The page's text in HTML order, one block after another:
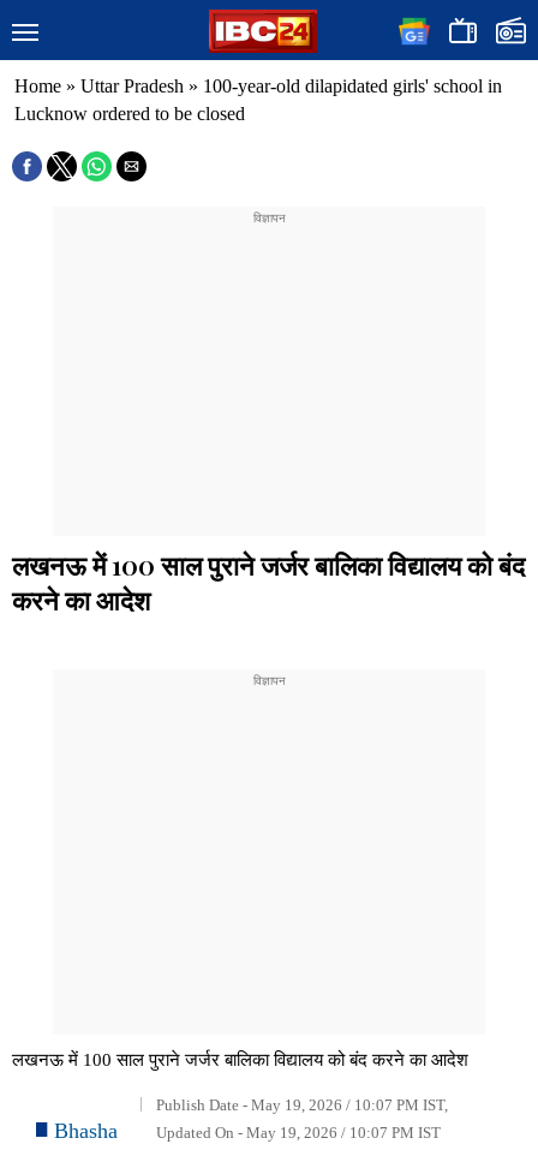
Home » Uttar Pradesh » 100-year-old dilapidated girls' school in
Lucknow ordered to be closed
लखनऊ में 100 साल पुराने जर्जर बालिका विद्यालय को बंद
करने का आदेश
लखनऊ में 100 साल पुराने जर्जर बालिका विद्यालय को बंद करने का आदेश
Bhasha
Publish Date - May 19, 2026 / 10:07 PM IST,
Updated On - May 19, 2026 / 10:07 PM IST